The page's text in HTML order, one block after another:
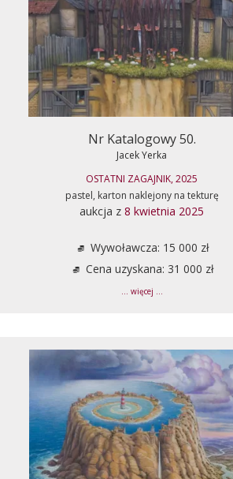
Nr Katalogowy 50.
Jacek Yerka
OSTATNI ZAGAJNIK, 2025
pastel, karton naklejony na tekturę
aukcja z 8 kwietnia 2025
Wywoławcza: 15 000 zł
Cena uzyskana: 31 000 zł
... więcej ...